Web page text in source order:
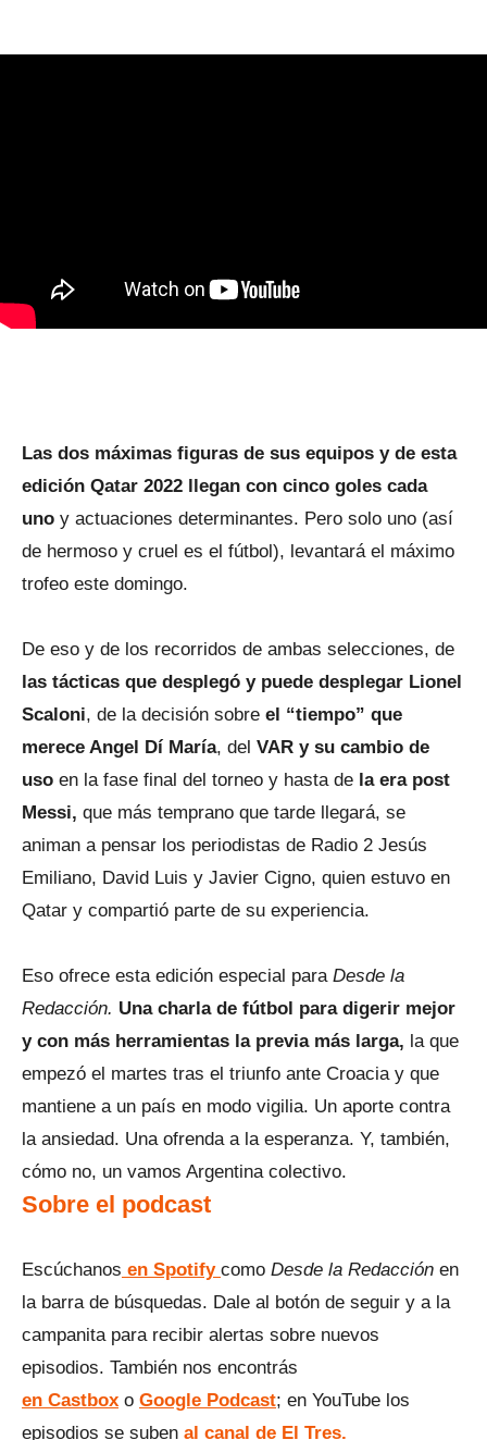
Las dos máximas figuras de sus equipos y de esta
edición Qatar 2022 llegan con cinco goles cada
uno y actuaciones determinantes. Pero solo uno (así
de hermoso y cruel es el fútbol), levantará el máximo
trofeo este domingo.
De eso y de los recorridos de ambas selecciones, de
las tácticas que desplegó y puede desplegar Lionel
Scaloni, de la decisión sobre el “tiempo” que
merece Angel Dí María, del VAR y su cambio de
uso en la fase final del torneo y hasta de la era post
Messi, que más temprano que tarde llegará, se
animan a pensar los periodistas de Radio 2 Jesús
Emiliano, David Luis y Javier Cigno, quien estuvo en
Qatar y compartió parte de su experiencia.
Eso ofrece esta edición especial para Desde la
Redacción. Una charla de fútbol para digerir mejor
y con más herramientas la previa más larga, la que
empezó el martes tras el triunfo ante Croacia y que
mantiene a un país en modo vigilia. Un aporte contra
la ansiedad. Una ofrenda a la esperanza. Y, también,
cómo no, un vamos Argentina colectivo.
Sobre el podcast
Escúchanos en Spotify como Desde la Redacción en
la barra de búsquedas. Dale al botón de seguir y a la
campanita para recibir alertas sobre nuevos
episodios. También nos encontrás
en Castbox o Google Podcast; en YouTube los
episodios se suben al canal de El Tres.